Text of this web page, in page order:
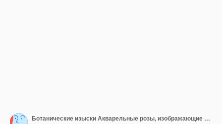
Ботанические изыски Акварельные розы, изображающие вневременное очарование Nature39s